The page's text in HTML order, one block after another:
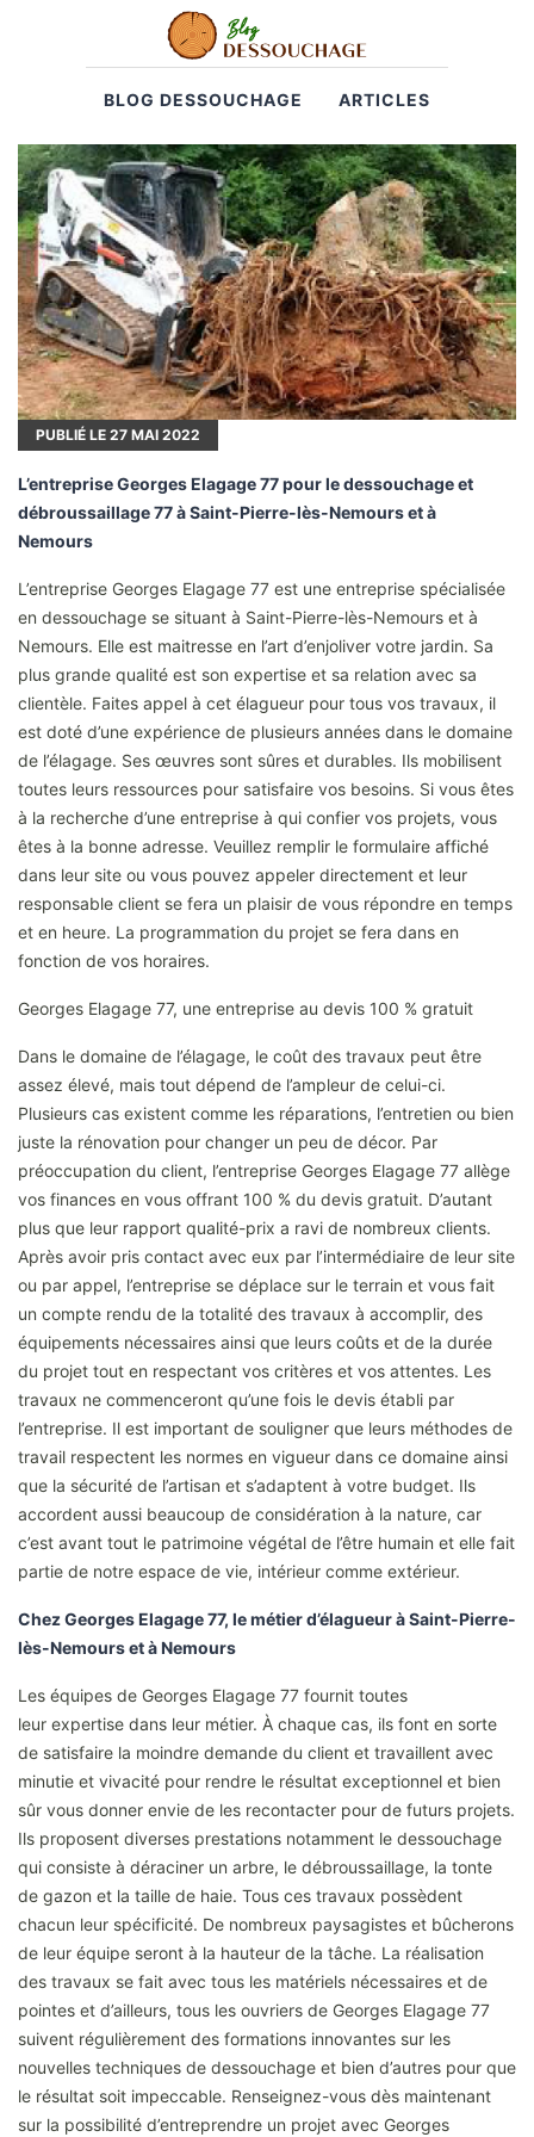
BLOG DESSOUCHAGE ARTICLES
PUBLIÉ LE 27 MAI 2022
L’entreprise Georges Elagage 77 pour le dessouchage et
débroussaillage 77 à Saint-Pierre-lès-Nemours et à
Nemours
L’entreprise Georges Elagage 77 est une entreprise spécialisée
en dessouchage se situant à Saint-Pierre-lès-Nemours et à
Nemours. Elle est maitresse en l’art d’enjoliver votre jardin. Sa
plus grande qualité est son expertise et sa relation avec sa
clientèle. Faites appel à cet élagueur pour tous vos travaux, il
est doté d’une expérience de plusieurs années dans le domaine
de l’élagage. Ses œuvres sont sûres et durables. Ils mobilisent
toutes leurs ressources pour satisfaire vos besoins. Si vous êtes
à la recherche d’une entreprise à qui confier vos projets, vous
êtes à la bonne adresse. Veuillez remplir le formulaire affiché
dans leur site ou vous pouvez appeler directement et leur
responsable client se fera un plaisir de vous répondre en temps
et en heure. La programmation du projet se fera dans en
fonction de vos horaires.
Georges Elagage 77, une entreprise au devis 100 % gratuit
Dans le domaine de l’élagage, le coût des travaux peut être
assez élevé, mais tout dépend de l’ampleur de celui-ci.
Plusieurs cas existent comme les réparations, l’entretien ou bien
juste la rénovation pour changer un peu de décor. Par
préoccupation du client, l’entreprise Georges Elagage 77 allège
vos finances en vous offrant 100 % du devis gratuit. D’autant
plus que leur rapport qualité-prix a ravi de nombreux clients.
Après avoir pris contact avec eux par l’intermédiaire de leur site
ou par appel, l’entreprise se déplace sur le terrain et vous fait
un compte rendu de la totalité des travaux à accomplir, des
équipements nécessaires ainsi que leurs coûts et de la durée
du projet tout en respectant vos critères et vos attentes. Les
travaux ne commenceront qu’une fois le devis établi par
l’entreprise. Il est important de souligner que leurs méthodes de
travail respectent les normes en vigueur dans ce domaine ainsi
que la sécurité de l’artisan et s’adaptent à votre budget. Ils
accordent aussi beaucoup de considération à la nature, car
c’est avant tout le patrimoine végétal de l’être humain et elle fait
partie de notre espace de vie, intérieur comme extérieur.
Chez Georges Elagage 77, le métier d’élagueur à Saint-Pierre-
lès-Nemours et à Nemours
Les équipes de Georges Elagage 77 fournit toutes
leur expertise dans leur métier. À chaque cas, ils font en sorte
de satisfaire la moindre demande du client et travaillent avec
minutie et vivacité pour rendre le résultat exceptionnel et bien
sûr vous donner envie de les recontacter pour de futurs projets.
Ils proposent diverses prestations notamment le dessouchage
qui consiste à déraciner un arbre, le débroussaillage, la tonte
de gazon et la taille de haie. Tous ces travaux possèdent
chacun leur spécificité. De nombreux paysagistes et bûcherons
de leur équipe seront à la hauteur de la tâche. La réalisation
des travaux se fait avec tous les matériels nécessaires et de
pointes et d’ailleurs, tous les ouvriers de Georges Elagage 77
suivent régulièrement des formations innovantes sur les
nouvelles techniques de dessouchage et bien d’autres pour que
le résultat soit impeccable. Renseignez-vous dès maintenant
sur la possibilité d’entreprendre un projet avec Georges